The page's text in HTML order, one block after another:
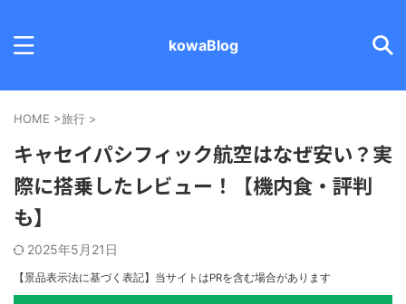
kowaBlog
HOME >旅行 >
キャセイパシフィック航空はなぜ安い？実
際に搭乗したレビュー！【機内食・評判
も】
2025年5月21日
【景品表示法に基づく表記】 当サイトはPRを含む場合があります